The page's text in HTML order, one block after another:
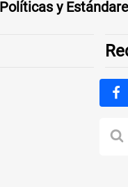
Políticas y